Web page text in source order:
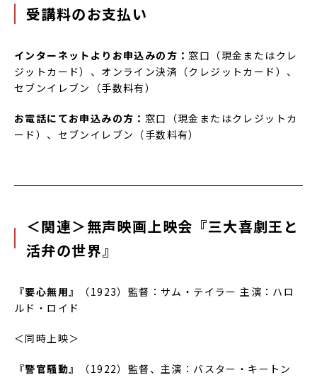
受講料のお支払い
インターネットよりお申込みの方： 窓口（現金またはクレ
ジットカード）、オンライン決済（クレジットカード）、
セブンイレブン（手数料有）
お電話にてお申込みの方： 窓口（現金またはクレジットカ
ード）、セブンイレブン（手数料有）
＜関連＞無声映画上映会『三大喜劇王と
活弁の世界』
『要心無用』
（1923）監督：サム・テイラー 主演：ハロ
ルド・ロイド
＜同時上映＞
『警官騒動』 （1922）監督、主演：バスター・キートン